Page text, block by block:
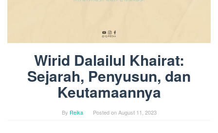
Wirid Dalailul Khairat:
Sejarah, Penyusun, dan
Keutamaannya
By Reika Posted onAugust 11, 2023